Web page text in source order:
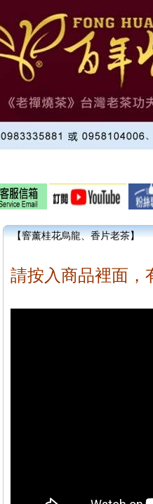
【窨薰桂花烏龍、香片老茶】
請按入商品裡面，